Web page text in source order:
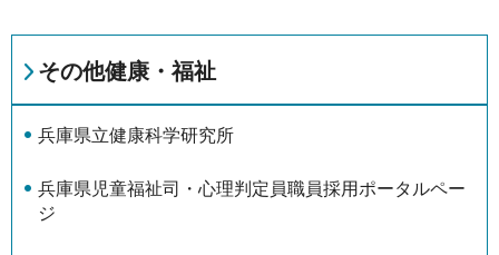
その他健康・福祉
兵庫県立健康科学研究所
兵庫県児童福祉司・心理判定員職員採用ポータルペー
ジ